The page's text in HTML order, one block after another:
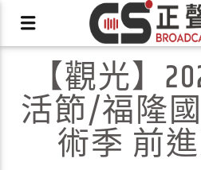
【觀光】
活節/福隆
術季 前